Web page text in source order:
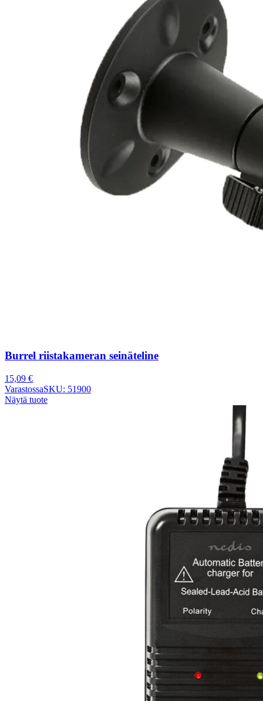
Burrel riistakameran seinäteline
15,09 €
VarastossaSKU: 51900
Näytä tuote